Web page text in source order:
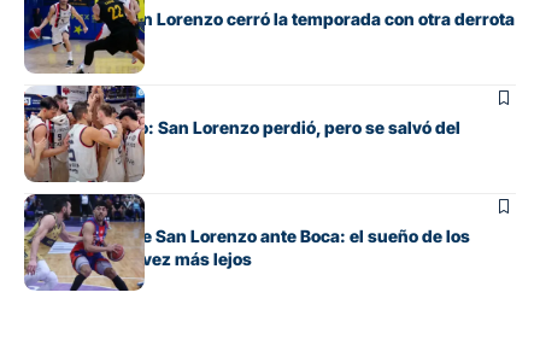
Se terminó: San Lorenzo cerró la temporada con otra derrota
ante Obras
Básquet
Alivio en Boedo: San Lorenzo perdió, pero se salvó del
descenso
Básquet
Dura derrota de San Lorenzo ante Boca: el sueño de los
playoffs, cada vez más lejos